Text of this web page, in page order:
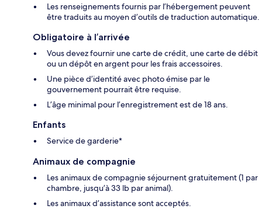
Les renseignements fournis par l’hébergement peuvent
être traduits au moyen d’outils de traduction automatique.
Obligatoire à l’arrivée
Vous devez fournir une carte de crédit, une carte de débit
ou un dépôt en argent pour les frais accessoires.
Une pièce d’identité avec photo émise par le
gouvernement pourrait être requise.
L’âge minimal pour l’enregistrement est de 18 ans.
Enfants
Service de garderie*
Animaux de compagnie
Les animaux de compagnie séjournent gratuitement (1 par
chambre, jusqu’à 33 lb par animal).
Les animaux d’assistance sont acceptés.